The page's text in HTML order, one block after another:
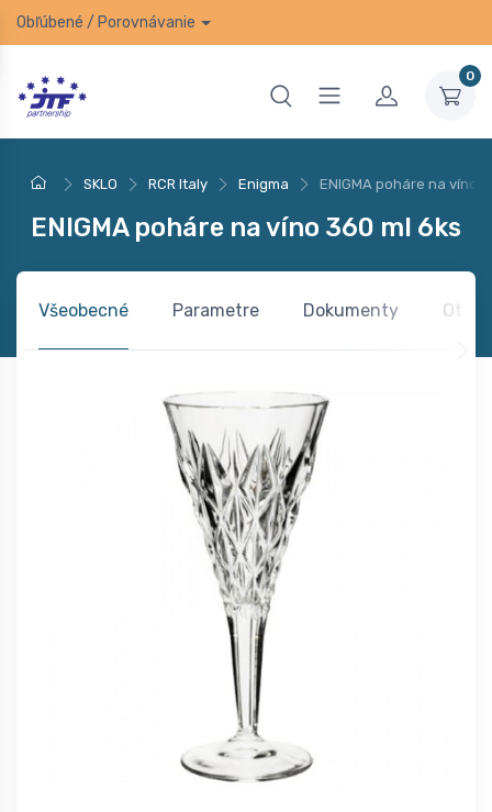
Obľúbené / Porovnávanie
0
SKLO RCR Italy Enigma ENIGMA poháre na víno
ENIGMA poháre na víno 360 ml 6ks
Všeobecné Parametre Dokumenty